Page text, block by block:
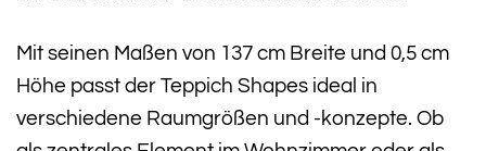
Mit seinen Maßen von 137 cm Breite und 0,5 cm
Höhe passt der Teppich Shapes ideal in
verschiedene Raumgrößen und -konzepte. Ob